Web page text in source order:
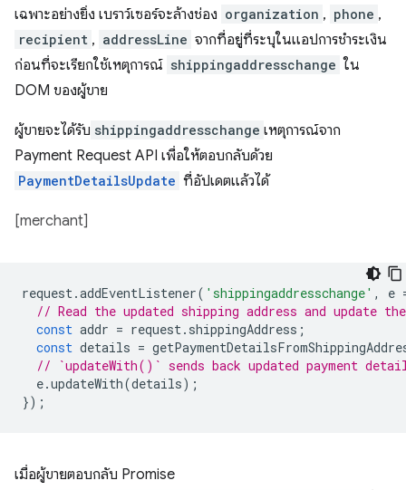
เฉพาะอย่างยิ่ง เบราว์เซอร์จะล้างช่อง organization , phone ,
recipient , addressLine จากที่อยู่ที่ระบุในแอปการชำระเงิน
ก่อนที่จะเรียกใช้เหตุการณ์ shippingaddresschange ใน
DOM ของผู้ขาย
ผู้ขายจะได้รับ shippingaddresschange เหตุการณ์จาก
Payment Request API เพื่อให้ตอบกลับด้วย
PaymentDetailsUpdate ที่อัปเดตแล้วได้
[merchant]
request.addEventListener( 'shippingaddresschange' , e
// Read the updated shipping address and update
const addr = request. shippingAddress ;
const details =
// `updateWith()` sends back updated payment
e.updateWith(details);
});
เมื่อผู้ขายตอบกลับ Promise